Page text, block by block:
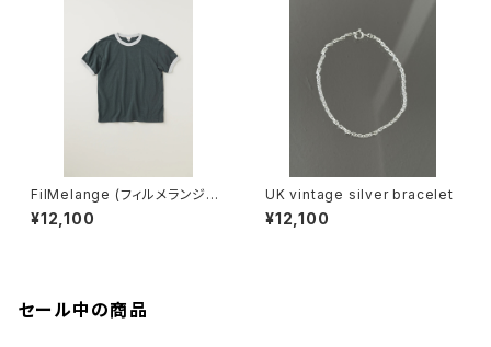
FilMelange (フィルメランジェ)
EMMA / エマ VINTAGE TENJ
IKU (charcoal khaki)
¥12,100
UK vintage silver bracelet
¥12,100
セール中の商品